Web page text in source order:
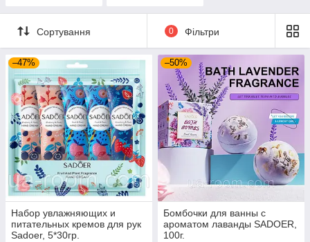
Сортування 0 Фільтри
–47%
Набор увлажняющих и
питательных кремов для рук
Sadoer, 5*30гр.
–50%
Бомбочки для ванны с
ароматом лаванды SADOER,
100г.